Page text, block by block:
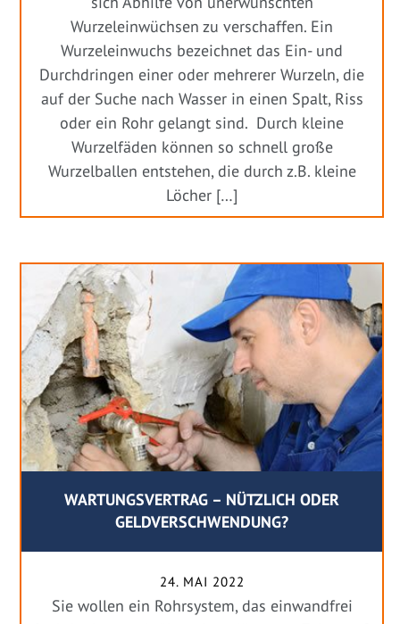
Wurzeleinwüchsen zu verschaffen. Ein
Wurzeleinwuchs bezeichnet das Ein- und
Durchdringen einer oder mehrerer Wurzeln, die
auf der Suche nach Wasser in einen Spalt, Riss
oder ein Rohr gelangt sind. Durch kleine
Wurzelfäden können so schnell große
Wurzelballen entstehen, die durch z.B. kleine
Löcher […]
WARTUNGSVERTRAG – NÜTZLICH ODER
GELDVERSCHWENDUNG?
24. MAI 2022
Sie wollen ein Rohrsystem, das einwandfrei